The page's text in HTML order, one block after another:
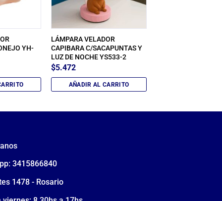
YH-
LÁMPARA VELADOR
CAPIBARA C/SACAPUNTAS Y
LUZ DE NOCHE YS533-2
$5.472
AÑADIR AL CARRITO
3415866840
1478 - Rosario